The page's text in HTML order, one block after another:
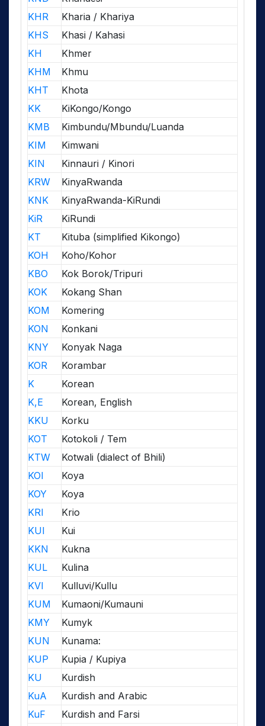
KHR
Kharia / Khariya
KHS
Khasi / Kahasi
KH
Khmer
KHM
Khmu
KHT
Khota
KK
KiKongo/Kongo
KMB
Kimbundu/Mbundu/Luanda
KIM
Kimwani
KIN
Kinnauri / Kinori
KRW
KinyaRwanda
KNK
KinyaRwanda-KiRundi
KiR
KiRundi
KT
Kituba (simplified Kikongo)
KOH
Koho/Kohor
KBO
Kok Borok/Tripuri
KOK
Kokang Shan
KOM
Komering
KON
Konkani
KNY
Konyak Naga
KOR
Korambar
K
Korean
K,E
Korean, English
KKU
Korku
KOT
Kotokoli / Tem
KTW
Kotwali (dialect of Bhili)
KOI
Koya
KOY
Koya
KRI
Krio
KUI
Kui
KKN
Kukna
KUL
Kulina
KVI
Kulluvi/Kullu
KUM
Kumaoni/Kumauni
KMY
Kumyk
KUN
Kunama:
KUP
Kupia / Kupiya
KU
Kurdish
KuA
Kurdish and Arabic
KuF
Kurdish and Farsi